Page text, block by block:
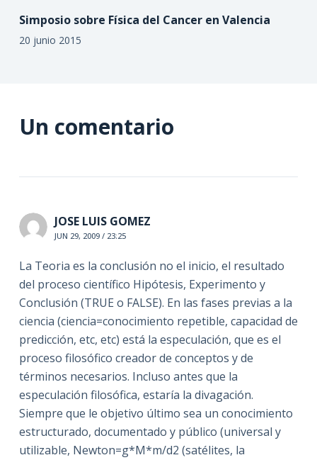
Simposio sobre Física del Cancer en Valencia
20 junio 2015
Un comentario
JOSE LUIS GOMEZ
JUN 29, 2009 / 23:25
La Teoria es la conclusión no el inicio, el resultado
del proceso científico Hipótesis, Experimento y
Conclusión (TRUE o FALSE). En las fases previas a la
ciencia (ciencia=conocimiento repetible, capacidad de
predicción, etc, etc) está la especulación, que es el
proceso filosófico creador de conceptos y de
términos necesarios. Incluso antes que la
especulación filosófica, estaría la divagación.
Siempre que le objetivo último sea un conocimiento
estructurado, documentado y público (universal y
utilizable, Newton=g*M*m/d2 (satélites, la